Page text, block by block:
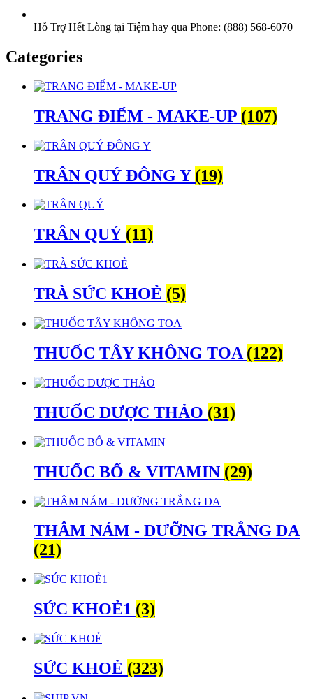
Hỗ Trợ Hết Lòng tại Tiệm hay qua Phone: (888) 568-6070
Categories
TRANG ĐIỂM - MAKE-UP (107)
TRÂN QUÝ ĐÔNG Y (19)
TRÂN QUÝ (11)
TRÀ SỨC KHOẺ (5)
THUỐC TÂY KHÔNG TOA (122)
THUỐC DƯỢC THẢO (31)
THUỐC BỔ & VITAMIN (29)
THÂM NÁM - DƯỠNG TRẮNG DA
(21)
SỨC KHOẺ1 (3)
SỨC KHOẺ (323)